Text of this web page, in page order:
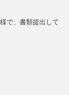
で、書類提出して